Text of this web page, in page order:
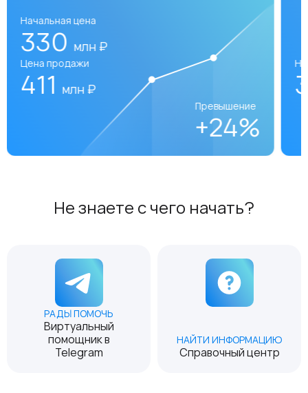
Начальная цена
330 млн ₽
Цена продажи
411 млн ₽
Превышение
+24%
Не знаете с чего начать?
РАДЫ ПОМОЧЬ
Виртуальный
помощник в
Telegram
НАЙТИ ИНФОРМАЦИЮ
Справочный центр